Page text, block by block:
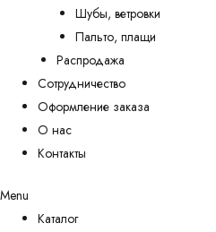
Шубы, ветровки
Пальто, плащи
Распродажа
Сотрудничество
Оформление заказа
О нас
Контакты
Menu
Каталог